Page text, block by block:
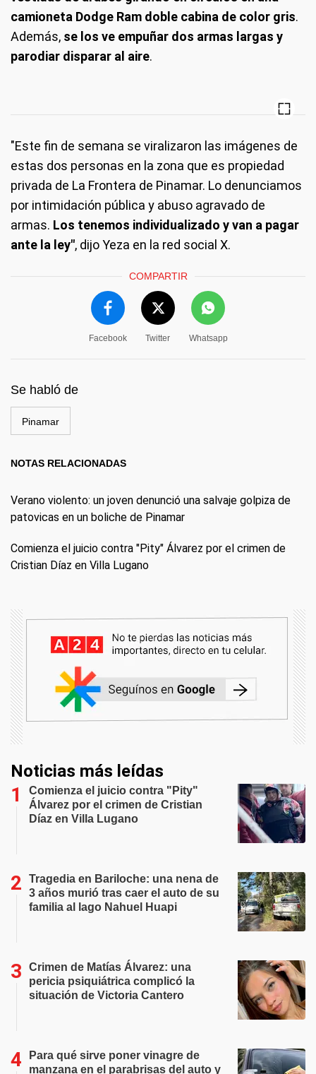
camioneta Dodge Ram doble cabina de color gris.
Además, se los ve empuñar dos armas largas y
parodiar disparar al aire.
"Este fin de semana se viralizaron las imágenes de
estas dos personas en la zona que es propiedad
privada de La Frontera de Pinamar. Lo denunciamos
por intimidación pública y abuso agravado de
armas. Los tenemos individualizado y van a pagar
ante la ley", dijo Yeza en la red social X.
COMPARTIR
Facebook Twitter Whatsapp
Se habló de
Pinamar
NOTAS RELACIONADAS
Verano violento: un joven denunció una salvaje golpiza de
patovicas en un boliche de Pinamar
Comienza el juicio contra "Pity" Álvarez por el crimen de
Cristian Díaz en Villa Lugano
Noticias más leídas
Comienza el juicio contra "Pity"
Álvarez por el crimen de Cristian
Díaz en Villa Lugano
Tragedia en Bariloche: una nena de
3 años murió tras caer el auto de su
familia al lago Nahuel Huapi
Crimen de Matías Álvarez: una
pericia psiquiátrica complicó la
situación de Victoria Cantero
Para qué sirve poner vinagre de
manzana en el parabrisas del auto y